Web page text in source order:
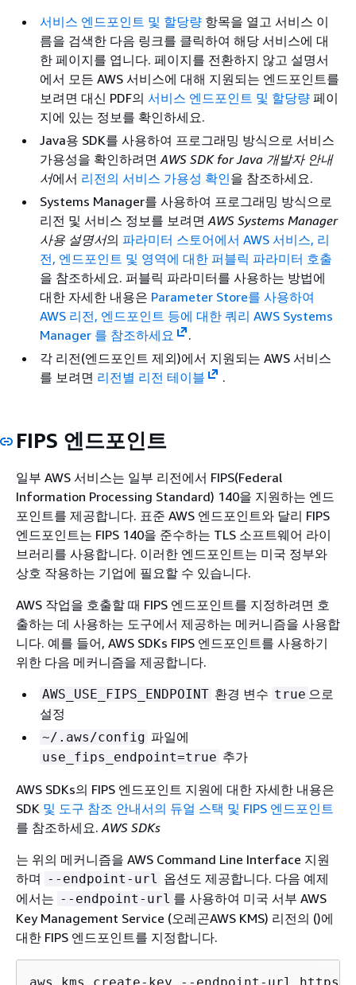
서비스 엔드포인트 및 할당량 항목을 열고 서비스 이
름을 검색한 다음 링크를 클릭하여 해당 서비스에 대
한 페이지를 엽니다. 페이지를 전환하지 않고 설명서
에서 모든 AWS 서비스에 대해 지원되는 엔드포인트를
보려면 대신 PDF의 서비스 엔드포인트 및 할당량 페이
지에 있는 정보를 확인하세요.
Java용 SDK를 사용하여 프로그래밍 방식으로 서비스
가용성을 확인하려면 AWS SDK for Java 개발자 안내
서에서 리전의 서비스 가용성 확인을 참조하세요.
Systems Manager를 사용하여 프로그래밍 방식으로
리전 및 서비스 정보를 보려면 AWS Systems Manager
사용 설명서의 파라미터 스토어에서 AWS 서비스, 리
전, 엔드포인트 및 영역에 대한 퍼블릭 파라미터 호출
을 참조하세요. 퍼블릭 파라미터를 사용하는 방법에
대한 자세한 내용은 Parameter Store를 사용하여
AWS 리전, 엔드포인트 등에 대한 쿼리 AWS Systems
Manager 를 참조하세요
.
각 리전(엔드포인트 제외)에서 지원되는 AWS 서비스
를 보려면 리전별 리전 테이블 .
FIPS 엔드포인트
일부 AWS 서비스는 일부 리전에서 FIPS(Federal
Information Processing Standard) 140을 지원하는 엔드
포인트를 제공합니다. 표준 AWS 엔드포인트와 달리 FIPS
엔드포인트는 FIPS 140을 준수하는 TLS 소프트웨어 라이
브러리를 사용합니다. 이러한 엔드포인트는 미국 정부와
상호 작용하는 기업에 필요할 수 있습니다.
AWS 작업을 호출할 때 FIPS 엔드포인트를 지정하려면 호
출하는 데 사용하는 도구에서 제공하는 메커니즘을 사용합
니다. 예를 들어, AWS SDKs FIPS 엔드포인트를 사용하기
위한 다음 메커니즘을 제공합니다.
AWS_USE_FIPS_ENDPOINT 환경 변수 true 으로
설정
~/.aws/config 파일에
use_fips_endpoint=true 추가
AWS SDKs의 FIPS 엔드포인트 지원에 대한 자세한 내용은
SDK 및 도구 참조 안내서의 듀얼 스택 및 FIPS 엔드포인트
를 참조하세요.AWS SDKs
는 위의 메커니즘을 AWS Command Line Interface 지원
하며 --endpoint-url 옵션도 제공합니다. 다음 예제
에서는 --endpoint-url 를 사용하여 미국 서부 AWS
Key Management Service (오레곤AWS KMS) 리전의 ()에
대한 FIPS 엔드포인트를 지정합니다.